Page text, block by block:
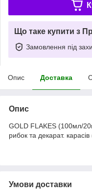
Що таке купити з
Замовлення під
Опис Доставка
Опис
GOLD FLAKES (100мл/
рибок та декарат.
Умови доставки